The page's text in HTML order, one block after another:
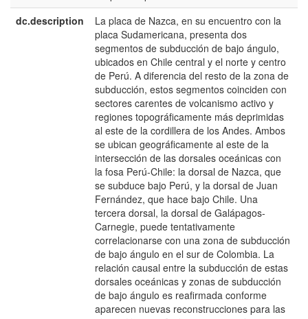
dc.description
La placa de Nazca, en su encuentro con la
placa Sudamericana, presenta dos
segmentos de subducción de bajo ángulo,
ubicados en Chile central y el norte y centro
de Perú. A diferencia del resto de la zona de
subducción, estos segmentos coinciden con
sectores carentes de volcanismo activo y
regiones topográficamente más deprimidas
al este de la cordillera de los Andes. Ambos
se ubican geográficamente al este de la
intersección de las dorsales oceánicas con
la fosa Perú-Chile: la dorsal de Nazca, que
se subduce bajo Perú, y la dorsal de Juan
Fernández, que hace bajo Chile. Una
tercera dorsal, la dorsal de Galápagos-
Carnegie, puede tentativamente
correlacionarse con una zona de subducción
de bajo ángulo en el sur de Colombia. La
relación causal entre la subducción de estas
dorsales oceánicas y zonas de subducción
de bajo ángulo es reafirmada conforme
aparecen nuevas reconstrucciones para las